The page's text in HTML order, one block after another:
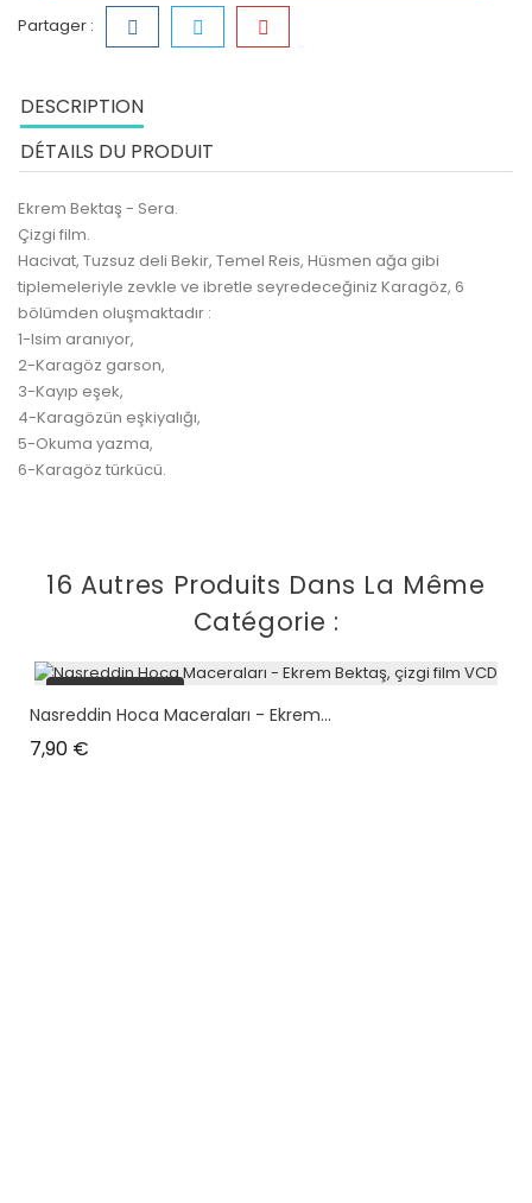
Partager :
DESCRIPTION
DÉTAILS DU PRODUIT
Ekrem Bektaş - Sera.
Çizgi film.
Hacivat, Tuzsuz deli Bekir, Temel Reis, Hüsmen ağa gibi
tiplemeleriyle zevkle ve ibretle seyredeceğiniz Karagöz, 6
bölümden oluşmaktadır :
1-Isim aranıyor,
2-Karagöz garson,
3-Kayıp eşek,
4-Karagözün eşkiyalığı,
5-Okuma yazma,
6-Karagöz türkücü.
16 Autres Produits Dans La Même
Catégorie :
plus en stock
Nasreddin Hoca Maceraları - Ekrem...
7,90 €